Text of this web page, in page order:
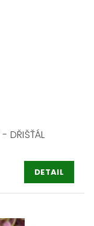
DŘIŠŤÁL
DETAIL